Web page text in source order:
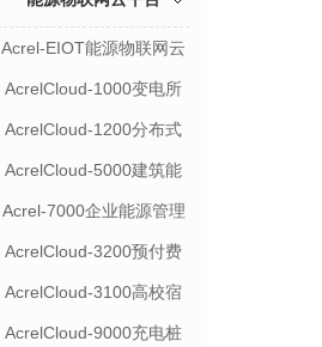
Acrel-EIOT能源物联网云
AcrelCloud-1000变电所
AcrelCloud-1200分布式
光伏运维云平台
AcrelCloud-5000建筑能
耗云平台
Acrel-7000企业能源管理
AcrelCloud-3200预付费
AcrelCloud-3100高校宿
舍预付费系统
AcrelCloud-9000充电桩